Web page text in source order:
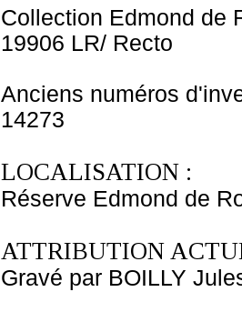
Collection Edmond de
19906 LR/ Recto
Anciens numéros
14273
LOCALISATION :
Réserve Edmond de
ATTRIBUTION
Gravé par BOILLY